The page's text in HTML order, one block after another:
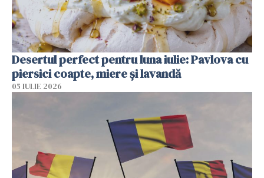
Desertul perfect pentru luna iulie: Pavlova cu
piersici coapte, miere și lavandă
05 IULIE 2026